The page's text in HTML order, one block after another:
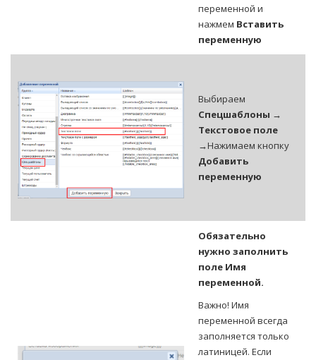
переменной и
нажмем Вставить
переменную
Выбираем
Спецшаблоны →
Текстовое поле
→Нажимаем кнопку
Добавить
переменную
Обязательно
нужно заполнить
поле Имя
переменной.
Важно! Имя
переменной всегда
заполняется только
латиницей. Если